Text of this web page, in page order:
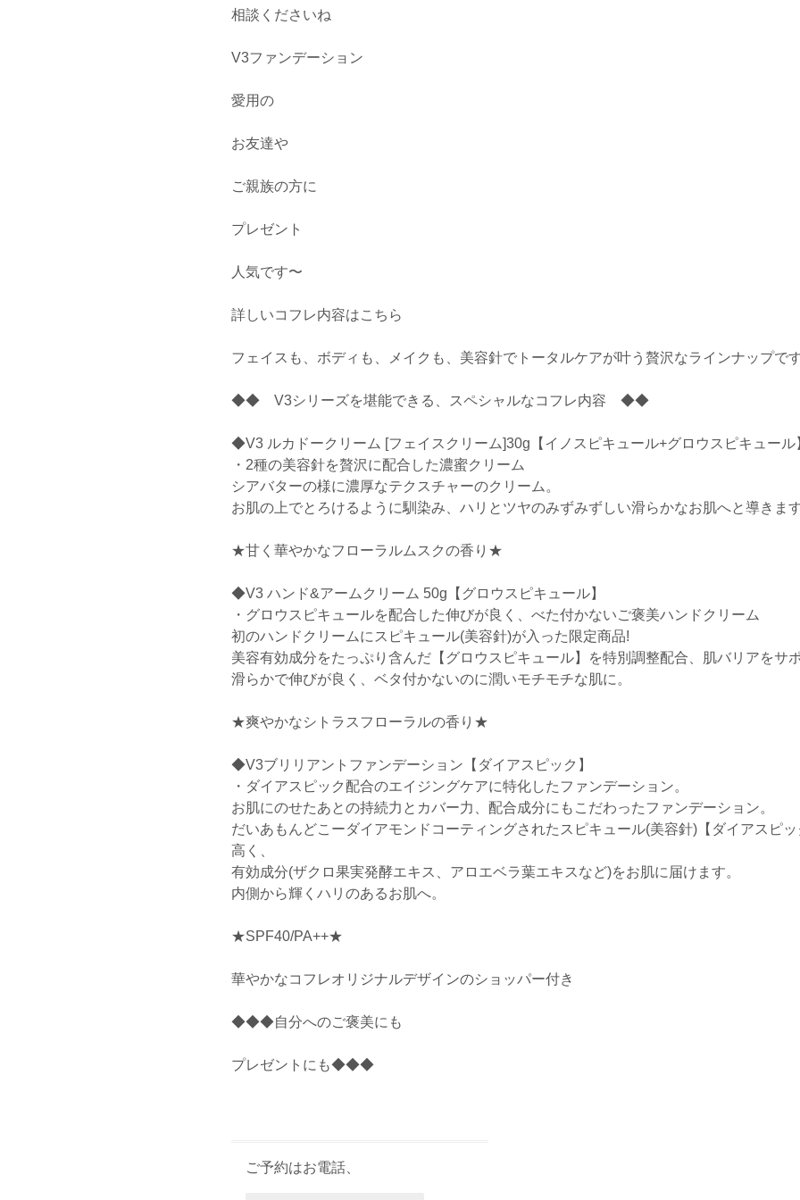
相談くださいね
V3ファンデーション
愛用の
お友達や
ご親族の方に
プレゼント
人気です〜
詳しいコフレ内容はこちら
フェイスも、ボディも、メイクも、美容針でトータルケアが叶う贅沢なラインナップで
◆◆ V3シリーズを堪能できる、スペシャルなコフレ内容 ◆◆
◆V3 ルカドークリーム [フェイスクリーム]30g【イノスピキュール+グロウスピキュール
・2種の美容針を贅沢に配合した濃蜜クリーム
シアバターの様に濃厚なテクスチャーのクリーム。
お肌の上でとろけるように馴染み、ハリとツヤのみずみずしい滑らかなお肌へと導きます
★甘く華やかなフローラルムスクの香り★
◆V3 ハンド&アームクリーム 50g【グロウスピキュール】
・グロウスピキュールを配合した伸びが良く、べた付かないご褒美ハンドクリーム
初のハンドクリームにスピキュール(美容針)が入った限定商品!
美容有効成分をたっぷり含んだ【グロウスピキュール】を特別調整配合、肌バリアをサポ
滑らかで伸びが良く、ベタ付かないのに潤いモチモチな肌に。
★爽やかなシトラスフローラルの香り★
◆V3ブリリアントファンデーション【ダイアスピック】
・ダイアスピック配合のエイジングケアに特化したファンデーション。
お肌にのせたあとの持続力とカバー力、配合成分にもこだわったファンデーション。
だいあもんどこーダイアモンドコーティングされたスピキュール(美容針)【ダイアスピ
高く、
有効成分(ザクロ果実発酵エキス、アロエベラ葉エキスなど)をお肌に届けます。
内側から輝くハリのあるお肌へ。
★SPF40/PA++★
華やかなコフレオリジナルデザインのショッパー付き
◆◆◆自分へのご褒美にも
プレゼントにも◆◆◆
ご予約はお電話、